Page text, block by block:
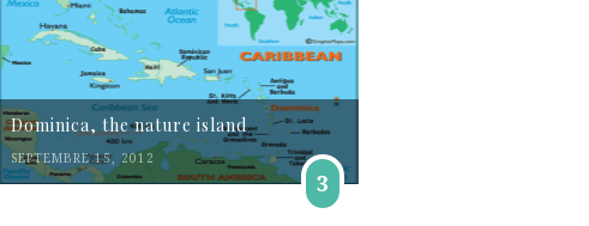
Dominica, the nature island
SEPTEMBRE 15, 2012
3